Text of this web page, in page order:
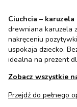
Ciuchcia –
drewniana karuzela
nakręceniu
uspokaja dziecko.
idealna na prezent
Zobacz wszystkie
Przejdź do pełnego